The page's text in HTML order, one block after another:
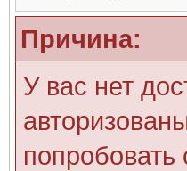
Причина:
У вас нет
попробовать